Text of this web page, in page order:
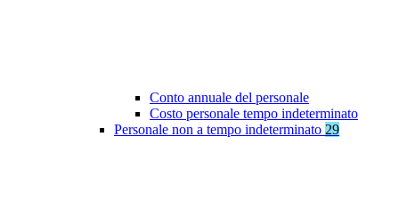
Conto annuale del personale
Costo personale tempo indeterminato
Personale non a tempo indeterminato 29